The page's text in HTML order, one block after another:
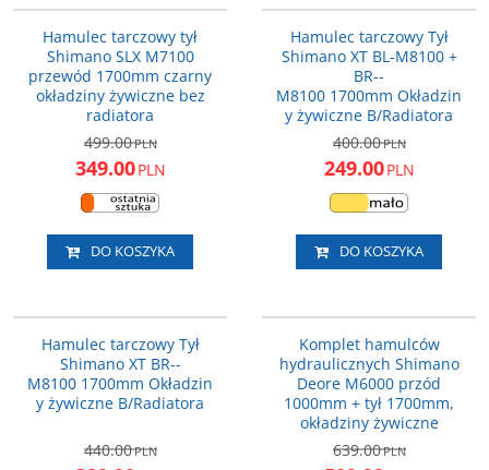
DARMOWA DOSTAWA
Uwaga: Cena promocyjna
obowiązuje wyłącznie dla
zamówień złożonych drogą
elektroniczną.
Hamulec tarczowy tył
Shimano SLX M7100
przewód 1700mm czarny
okładziny żywiczne bez
radiatora
499.00PLN
349.00PLN
DO KOSZYKA
DARMOWA DOSTAWA
Hamulec tarczowy Tył
Shimano XT BL-M8100 +
BR-­
M8100 1700mm Okładzin
y żywiczne B/Radiatora
400.00PLN
249.00PLN
DO KOSZYKA
DARMOWA DOSTAWA
Hamulec tarczowy Tył
Shimano XT BR-­
M8100 1700mm Okładzin
y żywiczne B/Radiatora
440.00PLN
DARMOWA DOSTAWA
Komplet hamulców
hydraulicznych Shimano
Deore M6000 przód
1000mm + tył 1700mm,
okładziny żywiczne
639.00PLN